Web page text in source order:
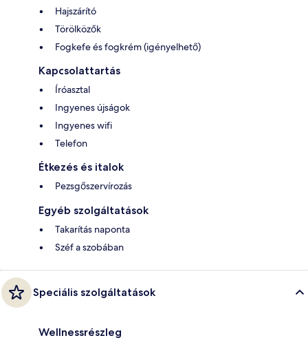
Hajszárító
Törölközők
Fogkefe és fogkrém (igényelhető)
Kapcsolattartás
Íróasztal
Ingyenes újságok
Ingyenes wifi
Telefon
Étkezés és italok
Pezsgőszervírozás
Egyéb szolgáltatások
Takarítás naponta
Széf a szobában
Speciális szolgáltatások
Wellnessrészleg